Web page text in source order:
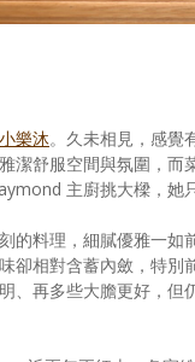
小樂沐。久未相見，感覺
潔舒服空間與氛圍，而
主廚挑大樑，她
的料理，細膩優雅一如
卻相對含蓄內斂，特別
、再多些大膽更好，但